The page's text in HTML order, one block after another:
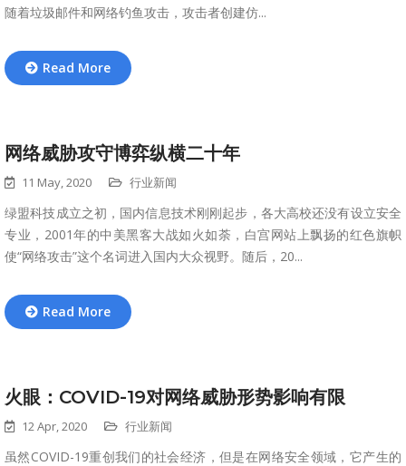
随着垃圾邮件和网络钓鱼攻击，攻击者创建仿...
Read More
网络威胁攻守博弈纵横二十年
11 May, 2020 行业新闻
绿盟科技成立之初，国内信息技术刚刚起步，各大高校还没有设立安全
专业，2001年的中美黑客大战如火如荼，白宫网站上飘扬的红色旗帜
使“网络攻击”这个名词进入国内大众视野。随后，20...
Read More
火眼：COVID-19对网络威胁形势影响有限
12 Apr, 2020 行业新闻
虽然COVID-19重创我们的社会经济，但是在网络安全领域，它产生的